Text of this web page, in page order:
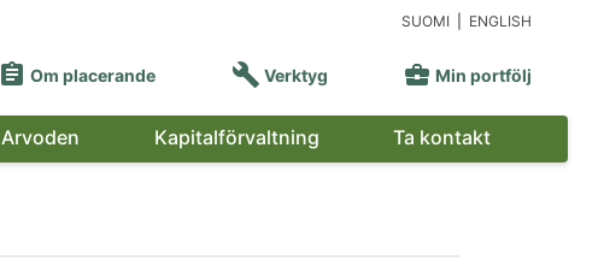
SUOMI ENGLISH
 Om placerande  Verktyg  Min portfölj
Arvoden Kapitalförvaltning Ta kontakt